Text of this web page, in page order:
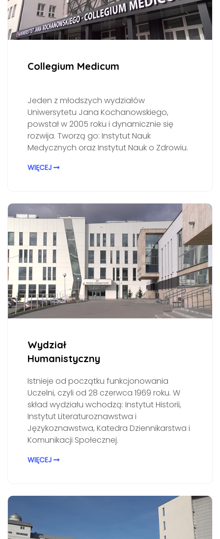
Collegium Medicum
Jeden z młodszych wydziałów
Uniwersytetu Jana Kochanowskiego,
powstał w 2005 roku i dynamicznie się
rozwija. Tworzą go: Instytut Nauk
Medycznych oraz Instytut Nauk o Zdrowiu.
WIĘCEJ
Wydział
Humanistyczny
Istnieje od początku funkcjonowania
Uczelni, czyli od 28 czerwca 1969 roku. W
skład wydziału wchodzą: Instytut Historii,
Instytut Literaturoznawstwa i
Językoznawstwa, Katedra Dziennikarstwa i
Komunikacji Społecznej.
WIĘCEJ